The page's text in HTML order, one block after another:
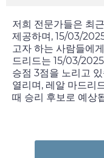
저희 전문가들은 최
제공하며, 15/03/
고자 하는 사람들에
드리드는 15/03/2025
승점 3점을 노리고
열리며, 레알 마드리
때 승리 후보로 예상